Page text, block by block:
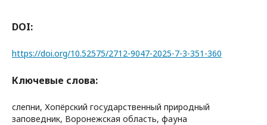
DOI:
https://doi.org/10.52575/2712-9047-2025-7-3-351-360
Ключевые слова:
слепни, Хопёрский государственный природный
заповедник, Воронежская область, фауна